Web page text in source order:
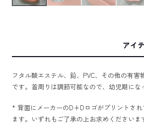
アイ
フタル酸エステル、鉛、PVC、その他の有
です。首周りは調節可能なので、幼児期に
* 背面にメーカーのD+Dロゴがプリントさ
ます。いずれもご了承の上お求めくださいま